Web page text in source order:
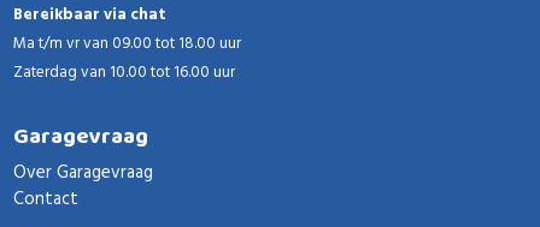
Bereikbaar via chat
Ma t/m vr van 09.00 tot 18.00 uur
Zaterdag van 10.00 tot 16.00 uur
Garagevraag
Over Garagevraag
Contact